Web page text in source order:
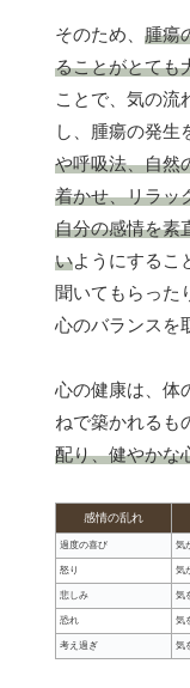
そのため、 腫瘍
ることがとても
ことで、気の流
し、腫瘍の発生
や呼吸法、自然
着かせ、リラッ
自分の感情を素
いようにするこ
聞いてもらった
心のバランスを
心の健康は、体
ねで築かれるも
配り、健やかな
感情の乱れ
過度の喜び 気
怒り 気
悲しみ 気
恐れ 気
考え過ぎ 気